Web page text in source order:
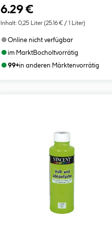
6.29 €
Inhalt: 0,25 Liter (25.16 € / 1 Liter)
●Online nicht verfügbar
●im MarktBocholtvorrätig
●99+in anderen Märktenvorrätig